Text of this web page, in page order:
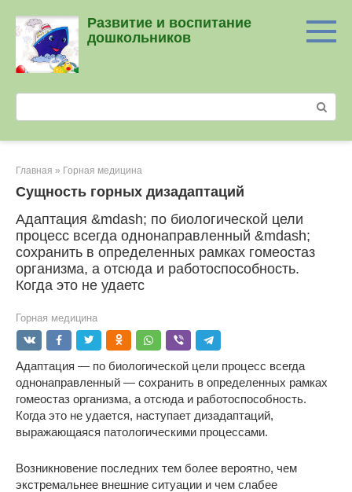
контенту
Развитие и воспитание
дошкольников
Главная » Горная медицина
Сущность горных дизадаптаций
Адаптация &mdash; по биологической цели
процесс всегда однонаправленный &mdash;
сохранить в определенных рамках гомеостаз
организма, а отсюда и работоспособность.
Когда это не удаетс
Горная медицина
Адаптация — по биологической цели процесс всегда
однонаправленный — сохранить в определенных рамках
гомеостаз организма, а отсюда и работоспособность.
Когда это не удается, наступает дизадаптаций,
выражающаяся патологическими процессами.
Возникновение последних тем более вероятно, чем
экстремальнее внешние ситуации и чем слабее